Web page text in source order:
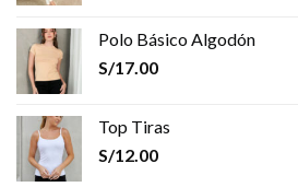
Polo Básico Algodón
S/17.00
Top Tiras
S/12.00